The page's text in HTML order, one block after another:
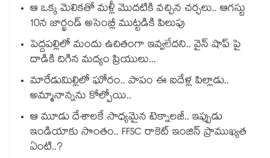
ఆ ఒక్క మెలికతో మళ్లీ మొదటికి వచ్చిన చర్చలు.. ఆగస్టు
10న జార్ఖండ్ అసెంబ్లీ ముట్టడికి పిలుపు
పెద్దపల్లిలో మందు ఉచితంగా ఇవ్వలేదని.. వైన్ షాప్ పై
దాడికి దిగిన మద్యం ప్రియులు...
మారేడుమిల్లిలో ఘోరం.. పాపం ఈ ఐదేళ్ల పిల్లాడు..
అమ్మానాన్నను కోల్పోయి..
ఆ మూడు దేశాలకే సాధ్యమైన టెక్నాలజీ.. ఇప్పుడు
ఇండియాకు సొంతం.. FFSC రాకెట్ ఇంజిన్ ప్రాముఖ్యత
ఏంటి..?